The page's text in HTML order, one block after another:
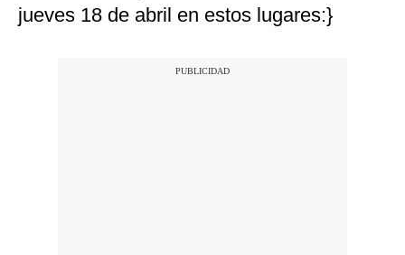
jueves 18 de abril en estos lugares:}